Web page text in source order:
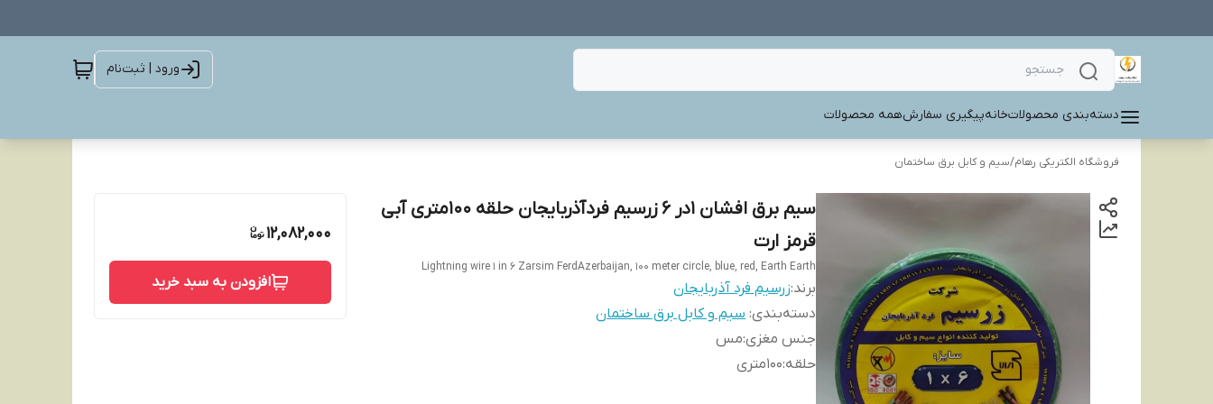
ورود | ثبت‌نام
دسته‌بندی محصولاتخانهپیگیری سفارشهمه محصولات
فروشگاه الکتریکی رهام/سیم و کابل برق ساختمان
سیم برق افشان 1در 6 زرسیم فردآذربایجان حلقه 100متری آبی
قرمز ارت
Lightning wire 1 in 6 Zarsim FerdAzerbaijan, 100 meter circle, blue, red, Earth Earth
برند:زرسیم فرد آذربایجان
دسته‌بندی: سیم و کابل برق ساختمان
جنس مغزی:مس
حلقه:100متری
12,082,000
افزودن به سبد خرید